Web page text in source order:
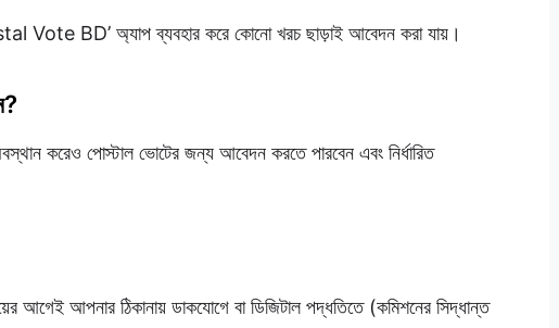
Vote BD’ অ্যাপ ব্যবহার করে কোনো খরচ ছাড়াই আবেদন করা যায়।
অবস্থান করেও পোস্টাল ভোটের জন্য আবেদন করতে পারবেন এবং নির্ধারিত
আগেই আপনার ঠিকানায় ডাকযোগে বা ডিজিটাল পদ্ধতিতে (কমিশনের সিদ্ধান্ত